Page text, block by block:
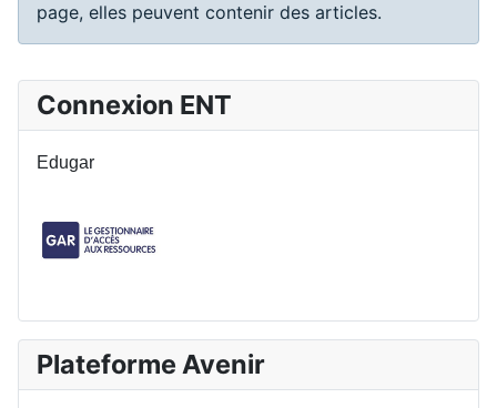
page, elles peuvent contenir des articles.
Connexion ENT
Edugar
Plateforme Avenir